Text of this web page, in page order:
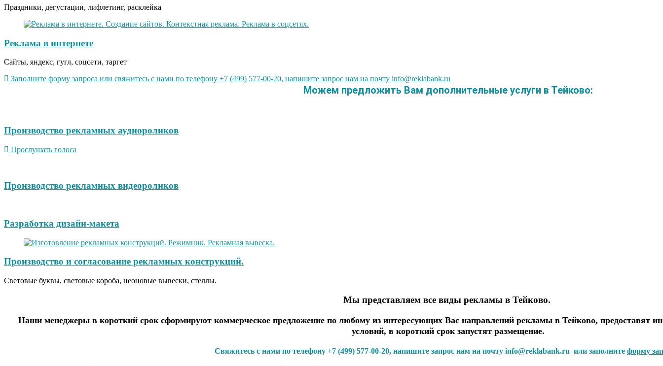
Праздники, дегустации, лифлетинг, расклейка
Реклама в интернете
Сайты, яндекс, гугл, соцсети, таргет
Заполните форму запроса или свяжитесь с нами по телефону +7 (499) 577-00-20, напишите запрос нам на почту info@reklabank.ru
Можем предложить Вам дополнительные услуги в Тейково:
Производство рекламных аудиороликов
Прослушать голоса
Производство рекламных видеороликов
Разработка дизайн-макета
Производство и согласование рекламных конструкций.
Световые буквы, световые короба, неоновые вывески, стеллы.
Мы представляем все виды рекламы в Тейково.
Наши менеджеры в короткий срок сформируют коммерческое предложение по любому из интересующих Вас направлений рекламы в Тейково, предоставят
условий, в короткий срок запустят размещение.
Свяжитесь с нами по телефону +7 (499) 577-00-20, напишите запрос нам на почту info@reklabank.ru или заполните форму